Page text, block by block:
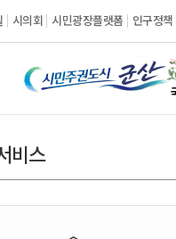
시의회 시민광장플랫폼 인구정책
시
민
권
비스